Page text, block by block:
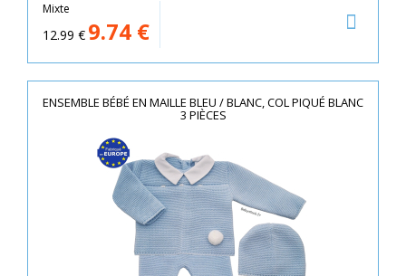
Mixte
12.99 € 9.74 €
ENSEMBLE BÉBÉ EN MAILLE BLEU / BLANC, COL PIQUÉ BLANC
3 PIÈCES